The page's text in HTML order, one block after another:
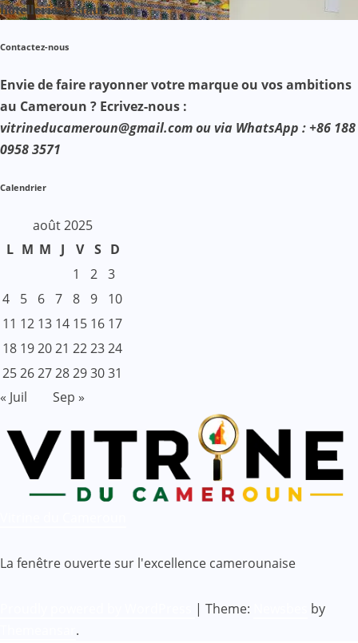
hôtellerie-restauration
Contactez-nous
Envie de faire rayonner votre marque ou vos ambitions
au Cameroun ? Ecrivez-nous :
vitrineducameroun@gmail.com ou via WhatsApp : +86 188
0958 3571
Calendrier
août 2025
L M M J V S D
1
2 3
4
5 6 7 8 9
10
11 12 13 14 15 16 17
18 192021 222324
25262728293031
« Juil
Sep »
La fenêtre ouverte sur l'excellence camerounaise
| Theme:
by
.